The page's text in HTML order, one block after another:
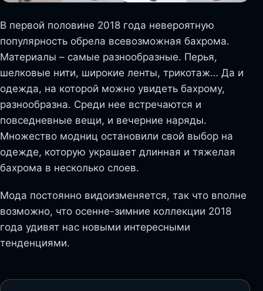
В первой половине 2018 года невероятную
популярность обрела всевозможная бахрома.
Материалы – самые разнообразные. Перья,
шелковые нити, широкие ленты, трикотаж… Да и
одежда, на которой можно увидеть бахрому,
разнообразна. Среди нее встречаются и
повседневные вещи, и вечерние наряды.
Множество модниц остановили свой выбор на
одежде, которую украшает длинная и тяжелая
бахрома в несколько слоев.
Мода постоянно видоизменяется, так что вполне
возможно, что осенне-зимние коллекции 2018
года удивят нас новыми интересными
тенденциями.